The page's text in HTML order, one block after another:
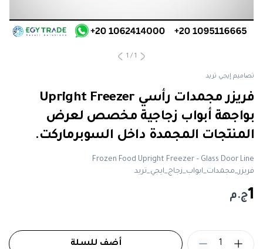
1
/
1
تصاميم إيجي تريد
فريزر مجمدات رأسي Upright Freezer
بواجهة أبواب زجاجية مخصص لعرض
المنتجات المجمدة داخل السوبرماركت.
Frozen Food Upright Freezer – Glass Door Line
فريزر_مجمدات_ابواب_زجاج_ايجي_تريد
1ج.م
أضف للسلة 1